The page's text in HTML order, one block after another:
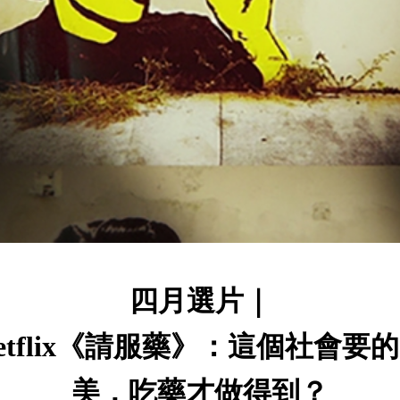
四月選片｜
《請服藥》：這個社會要
美，吃藥才做得到？